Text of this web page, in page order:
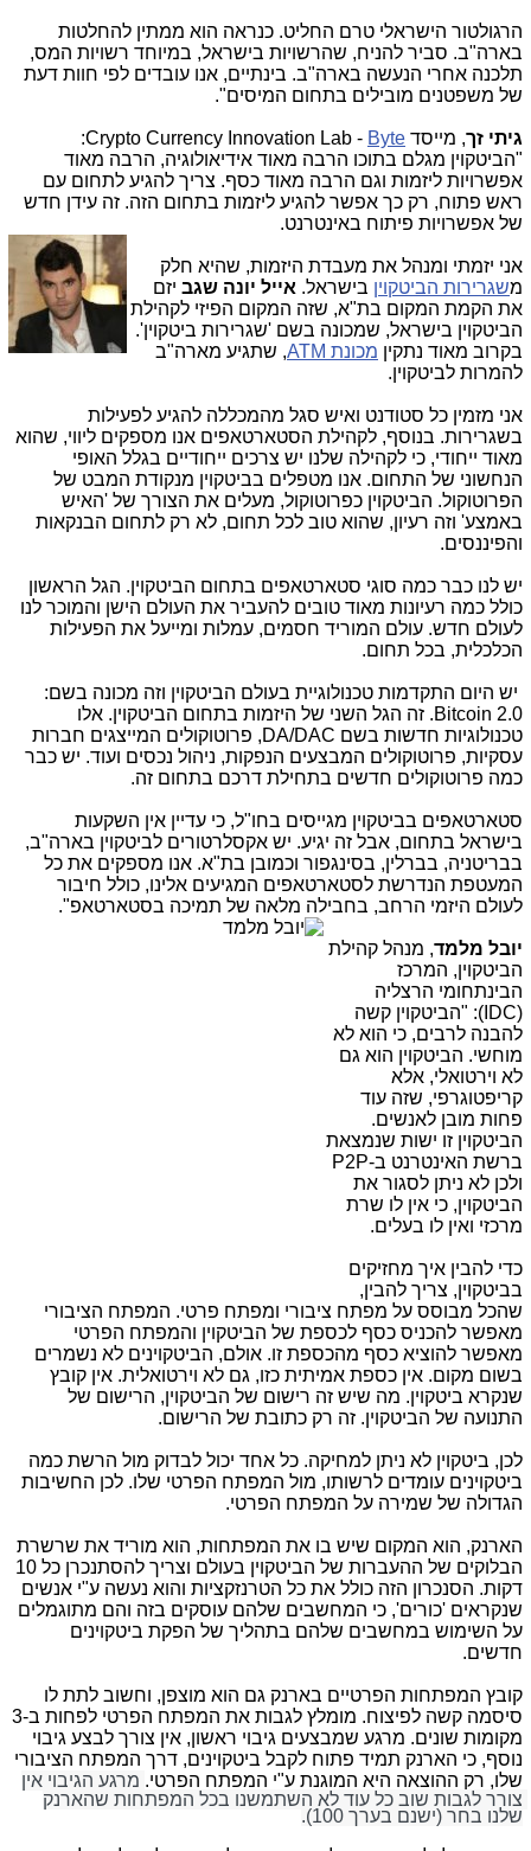
הרגולטור הישראלי טרם החליט. כנראה הוא ממתין להחלטות
בארה"ב. סביר להניח, שהרשויות בישראל, במיוחד רשויות המס,
תלכנה אחרי הנעשה בארה"ב. בינתיים, אנו עובדים לפי חוות דעת
של משפטנים מובילים בתחום המיסים".
גיתי זך, מייסד Crypto Currency Innovation Lab - Byte
:
"הביטקוין מגלם בתוכו הרבה מאוד אידיאולוגיה, הרבה מאוד
אפשרויות ליזמות וגם הרבה מאוד כסף. צריך להגיע לתחום עם
ראש פתוח, רק כך אפשר להגיע ליזמות בתחום הזה. זה עידן חדש
של אפשרויות פיתוח באינטרנט.
אני יזמתי ומנהל את מעבדת היזמות, שהיא חלק
משגרירות הביטקוין בישראל. אייל יונה שגב יזם
את הקמת המקום בת"א, שזה המקום הפיזי לקהילת
הביטקוין בישראל, שמכונה בשם 'שגרירות ביטקוין'.
בקרוב מאוד נתקין מכונת ATM
, שתגיע מארה"ב
להמרות לביטקוין.
אני מזמין כל סטודנט ואיש סגל מהמכללה להגיע לפעילות
בשגרירות. בנוסף, לקהילת הסטארטאפים אנו מספקים ליווי, שהוא
מאוד ייחודי, כי לקהילה שלנו יש צרכים ייחודיים בגלל האופי
הנחשוני של התחום. אנו מטפלים בביטקוין מנקודת המבט של
הפרוטוקול. הביטקוין כפרוטוקול, מעלים את הצורך של 'האיש
באמצע' וזה רעיון, שהוא טוב לכל תחום, לא רק לתחום הבנקאות
והפיננסים.
יש לנו כבר כמה סוגי סטארטאפים בתחום הביטקוין. הגל הראשון
כולל כמה רעיונות מאוד טובים להעביר את העולם הישן והמוכר לנו
לעולם חדש. עולם המוריד חסמים, עמלות ומייעל את הפעילות
הכלכלית, בכל תחום.
יש היום התקדמות טכנולוגיית בעולם הביטקוין וזה מכונה בשם:
Bitcoin 2.0. זה הגל השני של היזמות בתחום הביטקוין. אלו
טכנולוגיות חדשות בשם DA/DAC, פרוטוקולים המייצגים חברות
עסקיות, פרוטוקולים המבצעים הנפקות, ניהול נכסים ועוד. יש כבר
כמה פרוטוקולים חדשים בתחילת דרכם בתחום זה.
סטארטאפים בביטקוין מגייסים בחו"ל, כי עדיין אין השקעות
בישראל בתחום, אבל זה יגיע. יש אקסלרטורים לביטקוין בארה"ב,
בבריטניה, בברלין, בסינגפור וכמובן בת"א. אנו מספקים את כל
המעטפת הנדרשת לסטארטאפים המגיעים אלינו, כולל חיבור
לעולם היזמי הרחב, בחבילה מלאה של תמיכה בסטארטאפ".
יובל מלמד, מנהל קהילת
הביטקוין, המרכז
הבינתחומי הרצליה
(IDC): "הביטקוין קשה
להבנה לרבים, כי הוא לא
מוחשי. הביטקוין הוא גם
לא וירטואלי, אלא
קריפטוגרפי, שזה עוד
פחות מובן לאנשים.
הביטקוין זו ישות שנמצאת
ברשת האינטרנט ב-P2P
ולכן לא ניתן לסגור את
הביטקוין, כי אין לו שרת
מרכזי ואין לו בעלים.
כדי להבין איך מחזיקים
בביטקוין, צריך להבין,
שהכל מבוסס על מפתח ציבורי ומפתח פרטי. המפתח הציבורי
מאפשר להכניס כסף לכספת של הביטקוין והמפתח הפרטי
מאפשר להוציא כסף מהכספת זו. אולם, הביטקוינים לא נשמרים
בשום מקום. אין כספת אמיתית כזו, גם לא וירטואלית. אין קובץ
שנקרא ביטקוין. מה שיש זה רישום של הביטקוין, הרישום של
התנועה של הביטקוין. זה רק כתובת של הרישום.
לכן, ביטקוין לא ניתן למחיקה. כל אחד יכול לבדוק מול הרשת כמה
ביטקוינים עומדים לרשותו, מול המפתח הפרטי שלו. לכן החשיבות
הגדולה של שמירה על המפתח הפרטי.
הארנק, הוא המקום שיש בו את המפתחות, הוא מוריד את שרשרת
הבלוקים של ההעברות של הביטקוין בעולם וצריך להסתנכרן כל 10
דקות. הסנכרון הזה כולל את כל הטרנזקציות והוא נעשה ע"י אנשים
שנקראים 'כורים', כי המחשבים שלהם עוסקים בזה והם מתוגמלים
על השימוש במחשבים שלהם בתהליך של הפקת ביטקוינים
חדשים.
קובץ המפתחות הפרטיים בארנק גם הוא מוצפן, וחשוב לתת לו
סיסמה קשה לפיצוח. מומלץ לגבות את המפתח הפרטי לפחות ב-3
מקומות שונים. מרגע שמבצעים גיבוי ראשון, אין צורך לבצע גיבוי
נוסף, כי הארנק תמיד פתוח לקבל ביטקוינים, דרך המפתח הציבורי
שלו, רק ההוצאה היא המוגנת ע"י המפתח הפרטי.
שלנו בחר (ישנם בערך 100).